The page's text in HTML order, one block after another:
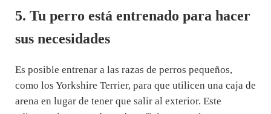
5. Tu perro está entrenado para hacer
sus necesidades
Es posible entrenar a las razas de perros pequeños,
como los Yorkshire Terrier, para que utilicen una caja de
arena en lugar de tener que salir al exterior. Este